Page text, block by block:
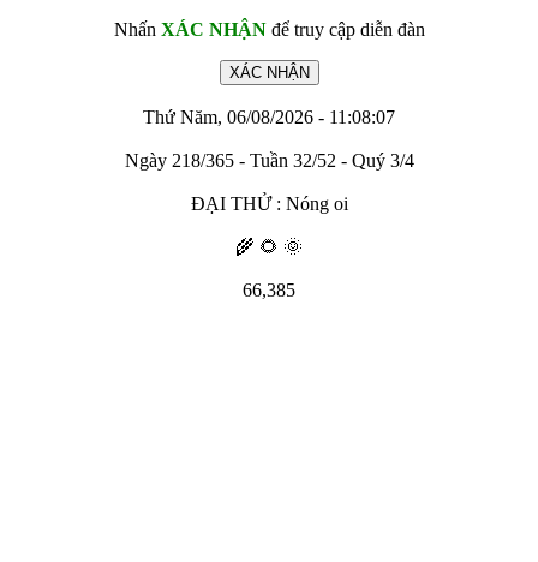
Nhấn XÁC NHẬNđể truy cập diễn đàn
Thứ Năm, 06/08/2026 - 11:08:07
Ngày 218/365 - Tuần 32/52 - Quý 3/4
ĐẠI THỬ : Nóng oi
🌾 🌻 🌞
66,385